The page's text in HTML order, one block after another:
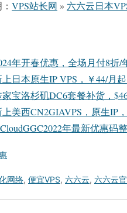
VPS站长网 » 六六云日本
年开春优惠，全场月付8折
日本原生IP VPS，￥44/月
宝洛杉矶DC6套餐补货，
美西CN2GIAVPS，原生IP
年最新优惠
网络, 便宜VPS, 六六云, 六六云